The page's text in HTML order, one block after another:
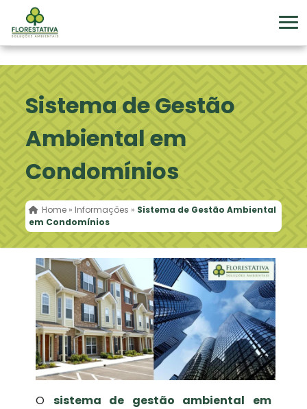
Sistema de Gestão
Ambiental em
Condomínios
Home » Informações » Sistema de Gestão Ambiental
em Condomínios
O sistema de gestão ambiental em